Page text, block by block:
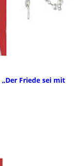
Friede sei mit